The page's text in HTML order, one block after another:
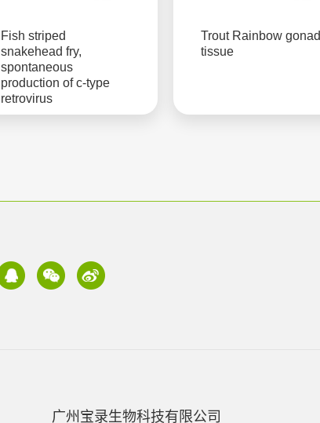
Fish striped
snakehead fry,
spontaneous
production of c-type
retrovirus
Trout Rainbow gonad
tissue
广州宝录生物科技有限公司